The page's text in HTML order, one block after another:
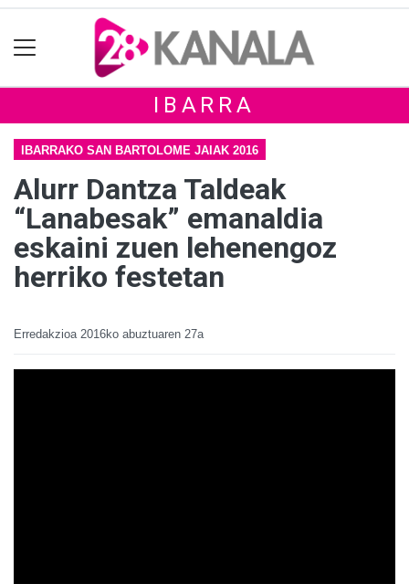
IBARRA
IBARRAKO SAN BARTOLOME JAIAK 2016
Alurr Dantza Taldeak
“Lanabesak” emanaldia
eskaini zuen lehenengoz
herriko festetan
Erredakzioa 2016ko abuztuaren 27a